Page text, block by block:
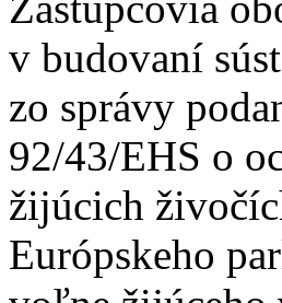
v budovaní
zo správy
92/43/EHS o
žijúcich
Európskeho